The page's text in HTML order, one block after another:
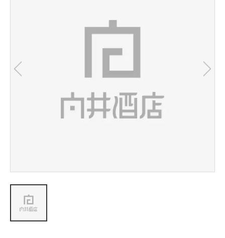
お気に入り機能の活用方法
会社情報